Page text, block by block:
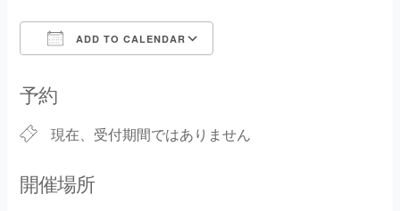
ADD TO CALENDAR
予約
現在、受付期間ではありません
開催場所